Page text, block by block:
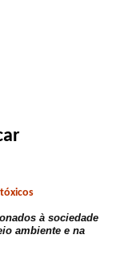
à sociedade
ambiente e na